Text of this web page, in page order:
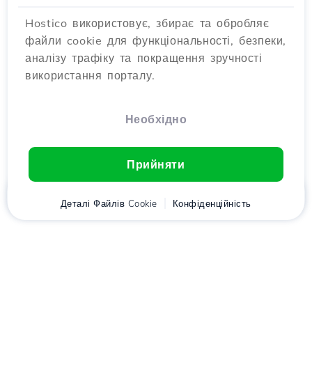
Hostico використовує, збирає та обробляє
файли cookie для функціональності, безпеки,
аналізу трафіку та покращення зручності
використання порталу.
Необхідно
Прийняти
Деталі Файлів Cookie Конфіденційність
Клієнт Кошик Chat